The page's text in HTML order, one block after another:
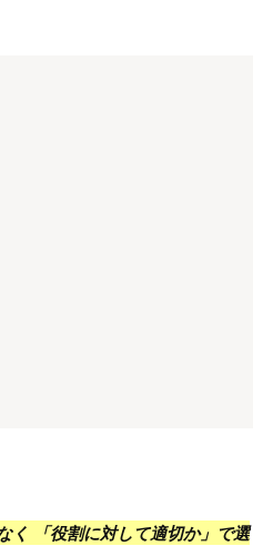
く 「役割に対して適切か」で選